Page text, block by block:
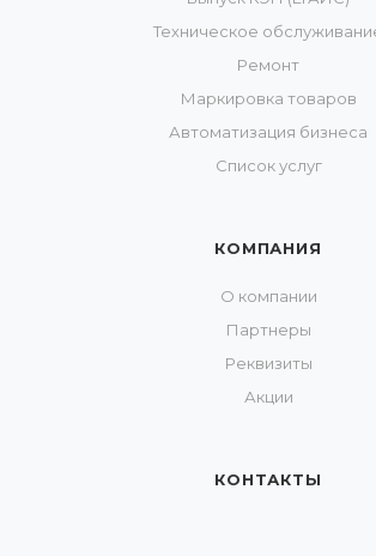
Техническое
Ремонт
Маркировка товаров
Автоматизация бизнеса
Список услуг
КОМПАНИЯ
О компании
Партнеры
Реквизиты
Акции
КОНТАКТЫ